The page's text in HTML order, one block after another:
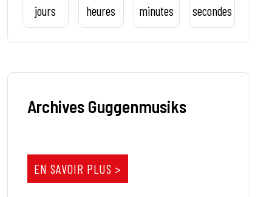
jours heures minutes secondes
Archives Guggenmusiks
EN SAVOIR PLUS >